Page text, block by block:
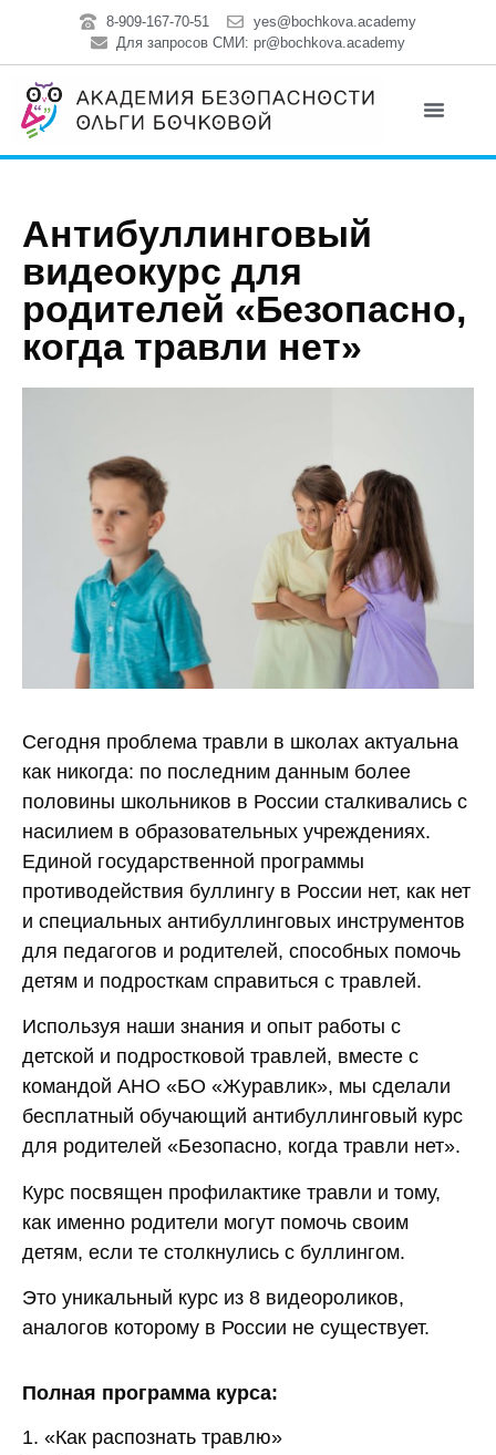
8-909-167-70-51
yes@bochkova.academy
Для запросов СМИ: pr@bochkova.academy
Антибуллинговый
видеокурс для
родителей «Безопасно,
когда травли нет»
Сегодня проблема травли в школах актуальна
как никогда: по последним данным более
половины школьников в России сталкивались с
насилием в образовательных учреждениях.
Единой государственной программы
противодействия буллингу в России нет, как нет
и специальных антибуллинговых инструментов
для педагогов и родителей, способных помочь
детям и подросткам справиться с травлей.
Используя наши знания и опыт работы с
детской и подростковой травлей, вместе с
командой АНО «БО «Журавлик», мы сделали
бесплатный обучающий антибуллинговый курс
для родителей «Безопасно, когда травли нет».
Курс посвящен профилактике травли и тому,
как именно родители могут помочь своим
детям, если те столкнулись с буллингом.
Это уникальный курс из 8 видеороликов,
аналогов которому в России не существует.
Полная программа курса:
1. «Как распознать травлю»